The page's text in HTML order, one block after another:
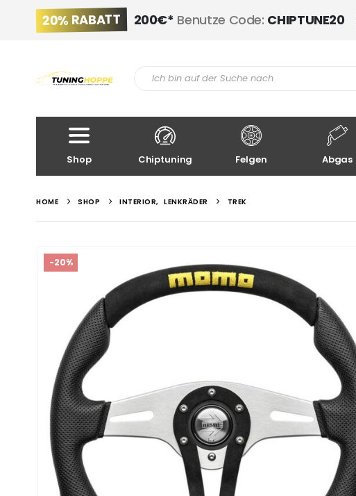
20% RABATT 200€* Benutze Code: CHIPTUNE20
Shop Chiptuning Felgen Abgas
HOME SHOP INTERIOR, LENKRÄDER TREK
-20%